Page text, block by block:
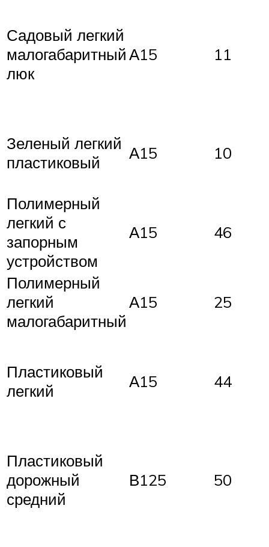
Садовый легкий
малогабаритный
люк
А15 11
Зеленый легкий
пластиковый
А15 10
Полимерный
легкий с
запорным
устройством
А15 46
Полимерный
легкий
малогабаритный
А15 25
Пластиковый
легкий
А15 44
Пластиковый
дорожный
средний
В125 50